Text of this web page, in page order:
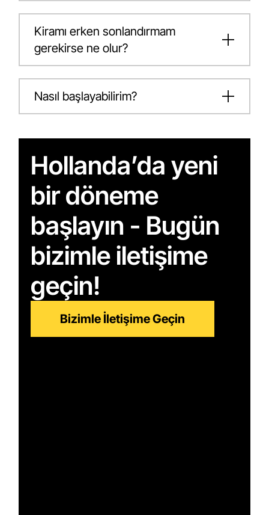
Kiramı erken sonlandırmam
gerekirse ne olur?
Nasıl başlayabilirim?
Hollanda’da yeni
bir döneme
başlayın - Bugün
bizimle iletişime
geçin!
Bizimle İletişime Geçin